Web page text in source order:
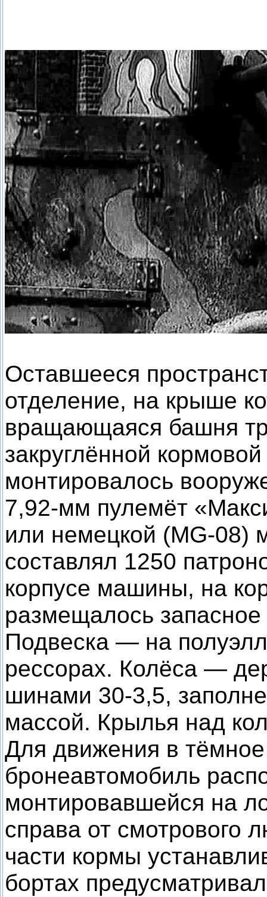
Оставшееся
отделение, на крыше
вращающаяся башня
закруглённой
монтировалось
7,92-мм пулемёт
или немецкой (MG-08)
составлял 1250
корпусе машины, на
размещалось запасное
Подвеска — на
рессорах. Колёса —
шинами 30-3,5,
массой. Крылья над
Для движения в
бронеавтомобиль
монтировавшейся на
справа от смотрового
части кормы
бортах